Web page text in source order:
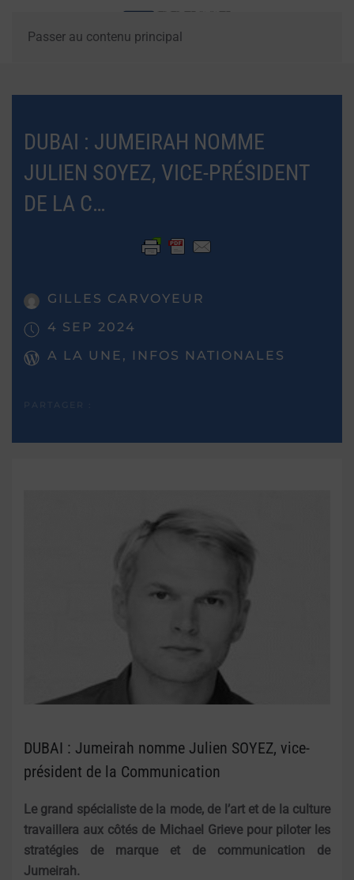
Passer au contenu principal
DUBAI : JUMEIRAH NOMME
JULIEN SOYEZ, VICE-PRÉSIDENT
DE LA C…
GILLES CARVOYEUR
4 SEP 2024
A LA UNE, INFOS NATIONALES
DUBAI : Jumeirah nomme Julien SOYEZ, vice-
président de la Communication
Le grand spécialiste de la mode, de l’art et de la culture
travaillera aux côtés de Michael Grieve pour piloter les
stratégies de marque et de communication de
Jumeirah.